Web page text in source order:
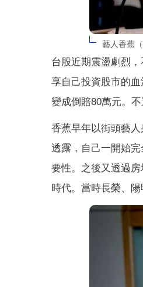
藝人香蕉
台股近期震盪劇烈
享自己投資股市的
變成倒賠80萬元。
香蕉早年以街頭藝
透露，自己一開始
要性。之後又透過
時代。當時長榮、